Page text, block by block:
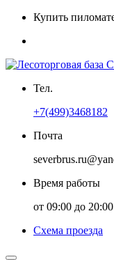
Купить
Тел.
+7(499)3468182
Почта
Время работы
от 09:00 до 20:00
Схема проезда